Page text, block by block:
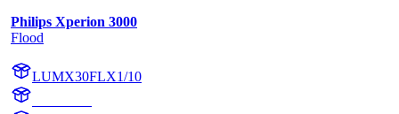
Philips Xperion 3000
Flood
LUMX30FLX1/10